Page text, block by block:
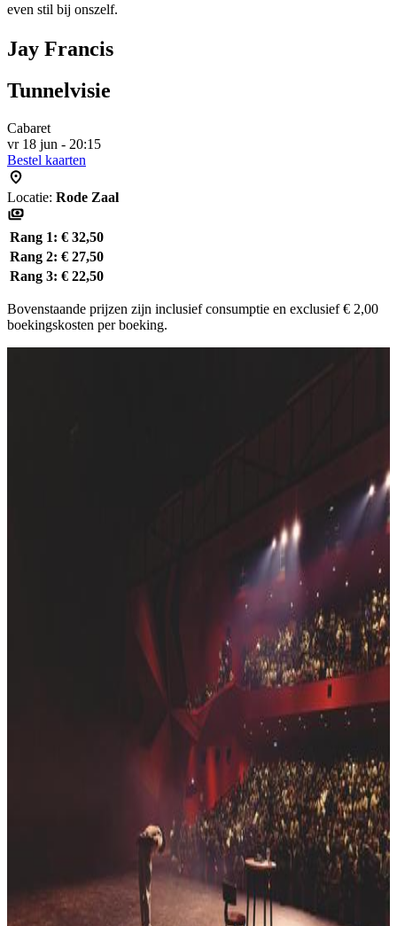
even stil bij onszelf.
Jay Francis
Tunnelvisie
Cabaret
vr 18 jun - 20:15
Bestel kaarten
Locatie: Rode Zaal
Rang 1: € 32,50
Rang 2: € 27,50
Rang 3: € 22,50
Bovenstaande prijzen zijn inclusief consumptie en exclusief € 2,00
boekingskosten per boeking.